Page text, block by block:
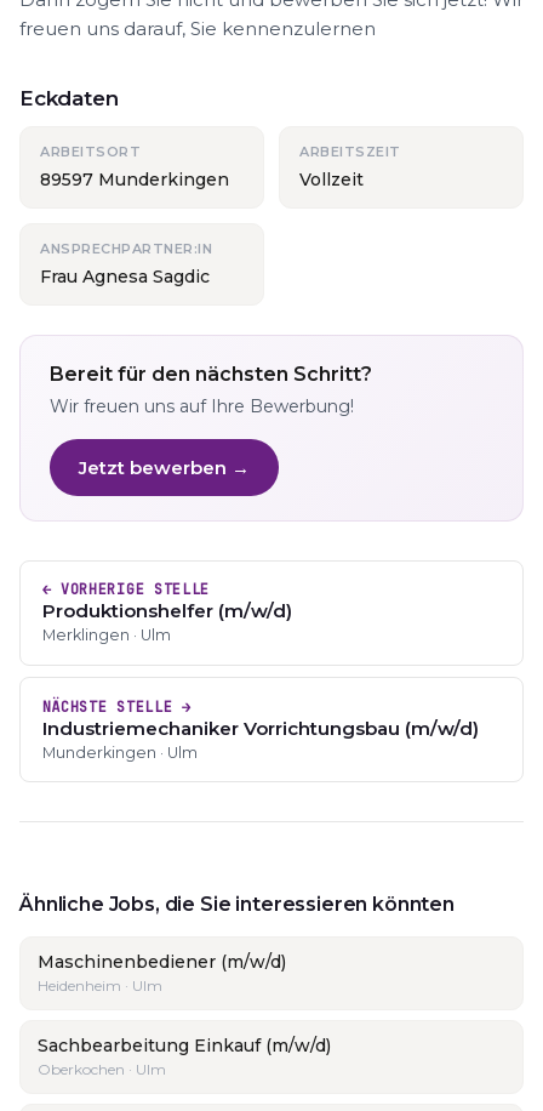
freuen uns darauf, Sie kennenzulernen
Eckdaten
ARBEITSORT
89597 Munderkingen
ARBEITSZEIT
Vollzeit
ANSPRECHPARTNER:IN
Frau Agnesa Sagdic
Bereit für den nächsten Schritt?
Wir freuen uns auf Ihre Bewerbung!
Jetzt bewerben →
← VORHERIGE STELLE
Produktionshelfer (m/w/d)
Merklingen · Ulm
NÄCHSTE STELLE →
Industriemechaniker Vorrichtungsbau (m/w/d)
Munderkingen · Ulm
Ähnliche Jobs, die Sie interessieren könnten
Maschinenbediener (m/w/d)
Heidenheim · Ulm
Sachbearbeitung Einkauf (m/w/d)
Oberkochen · Ulm